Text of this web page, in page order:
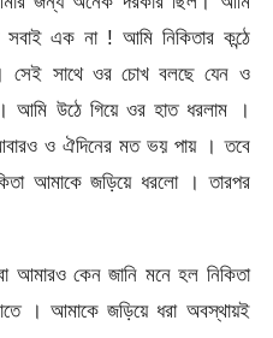
সবাই এক না ! আমি নিকিতার কন্ঠে
সেই সাথে ওর চোখ বলছে যেন ও
আমি উঠে গিয়ে ওর হাত ধরলাম ।
ও ঐদিনের মত ভয় পায় । তবে
আমাকে জড়িয়ে ধরলো । তারপর
কেন জানি মনে হল নিকিতা
। আমাকে জড়িয়ে ধরা অবস্থায়ই